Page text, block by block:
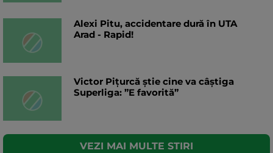
Alexi Pitu, accidentare dură în UTA
Arad - Rapid!
Victor Pițurcă știe cine va câștiga
Superliga: ”E favorită”
VEZI MAI MULTE STIRI